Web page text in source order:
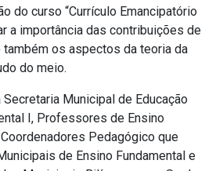
do curso “Currículo Emancipatório
a importância das contribuições de
também os aspectos da teoria da
do meio.
Municipal de Educação
I, Professores de Ensino
Pedagógico que
de Ensino Fundamental e